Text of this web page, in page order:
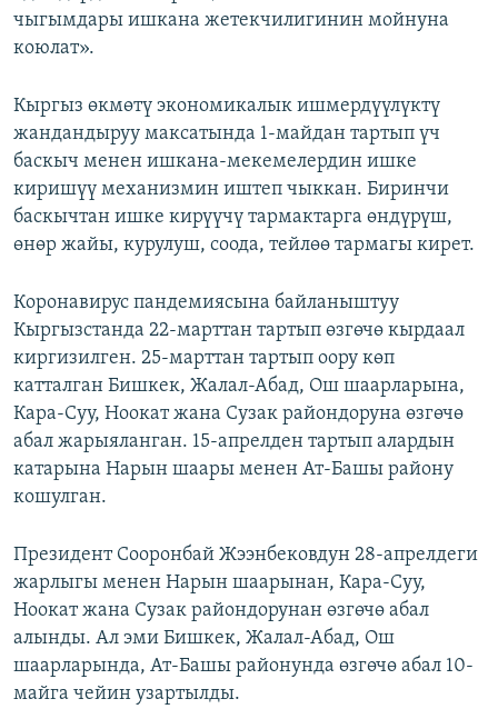
чыгымдары ишкана жетекчилигинин мойнуна
коюлат»​.
Кыргыз өкмөтү экономикалык ишмердүүлүктү
жандандыруу максатында 1-майдан тартып үч
баскыч менен ишкана-мекемелердин ишке
киришүү механизмин иштеп чыккан. Биринчи
баскычтан ишке кирүүчү тармактарга өндүрүш,
өнөр жайы, курулуш, соода, тейлөө тармагы кирет.
Коронавирус пандемиясына байланыштуу
Кыргызстанда 22-марттан тартып өзгөчө кырдаал
киргизилген. 25-марттан тартып оору көп
катталган Бишкек, Жалал-Абад, Ош шаарларына,
Кара-Суу, Ноокат жана Сузак райондоруна өзгөчө
абал жарыяланган. 15-апрелден тартып алардын
катарына Нарын шаары менен Ат-Башы району
кошулган.
Президент Сооронбай Жээнбековдун 28-апрелдеги
жарлыгы менен Нарын шаарынан, Кара-Суу,
Ноокат жана Сузак райондорунан өзгөчө абал
алынды. Ал эми Бишкек, Жалал-Абад, Ош
шаарларында, Ат-Башы районунда өзгөчө абал 10-
майга чейин узартылды.